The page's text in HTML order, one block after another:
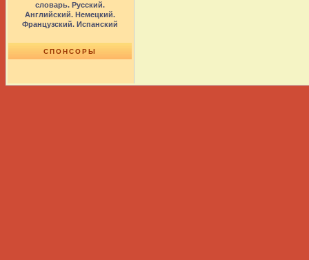
словарь. Русский.
Английский. Немецкий.
Французский. Испанский
СПОНСОРЫ